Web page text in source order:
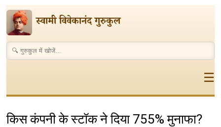
स्वामी विवेकानंद गुरुकुल
☰
किस कंपनी के स्टॉक ने दिया 755% मुनाफा?